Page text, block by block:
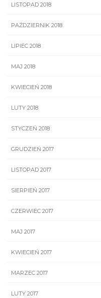
LISTOPAD 2018
PAŹDZIERNIK 2018
LIPIEC 2018
MAJ 2018
KWIECIEŃ 2018
LUTY 2018
STYCZEŃ 2018
GRUDZIEŃ 2017
LISTOPAD 2017
SIERPIEŃ 2017
CZERWIEC 2017
MAJ 2017
KWIECIEŃ 2017
MARZEC 2017
LUTY 2017